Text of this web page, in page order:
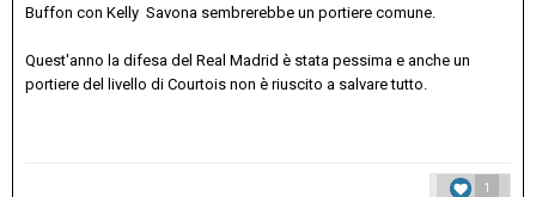
Buffon con Kelly Savona sembrerebbe un portiere comune.
Quest'anno la difesa del Real Madrid è stata pessima e anche un
portiere del livello di Courtois non è riuscito a salvare tutto.
1